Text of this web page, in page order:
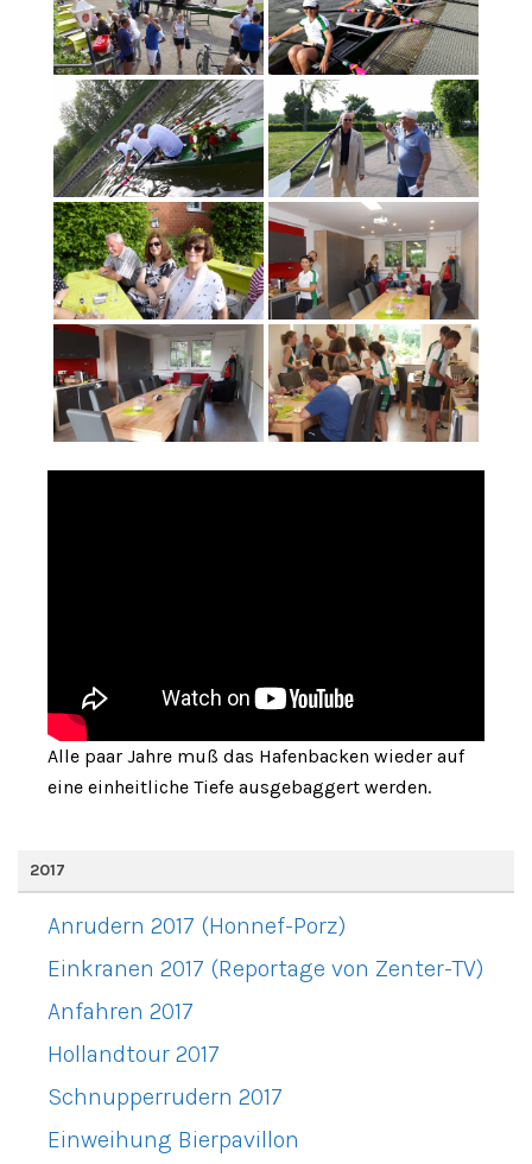
Alle paar Jahre muß das Hafenbacken wieder auf
eine einheitliche Tiefe ausgebaggert werden.
2017
Anrudern 2017 (Honnef-Porz)
Einkranen 2017 (Reportage von Zenter-TV)
Anfahren 2017
Hollandtour 2017
Schnupperrudern 2017
Einweihung Bierpavillon